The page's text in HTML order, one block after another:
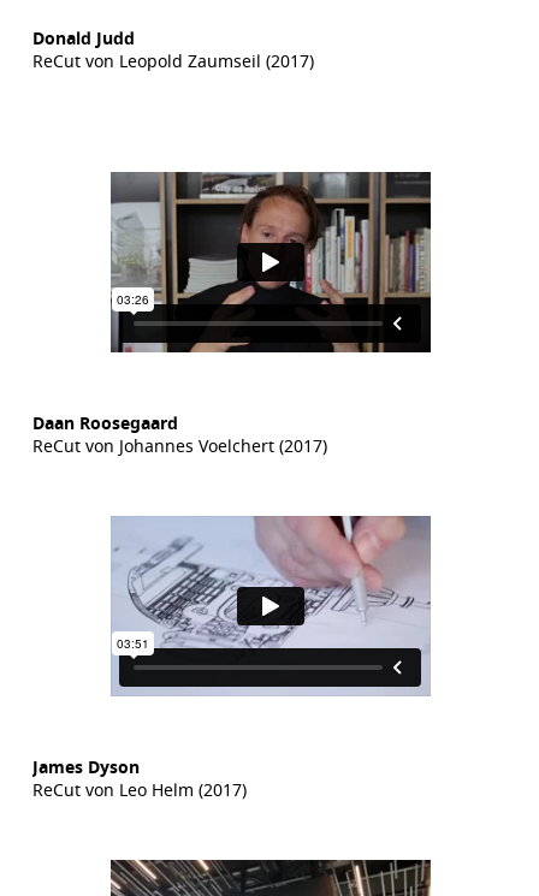
Donald Judd
ReCut von Leopold Zaumseil (2017)
Daan Roosegaard
ReCut von Johannes Voelchert (2017)
James Dyson
ReCut von Leo Helm (2017)